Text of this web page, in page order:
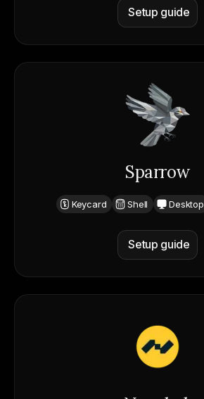
Setup guide
Sparrow
Keycard Shell Desktop
Setup guide